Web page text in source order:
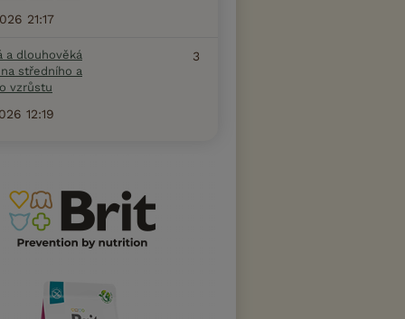
21:17
a dlouhověká
středního a
vzrůstu
3
12:19